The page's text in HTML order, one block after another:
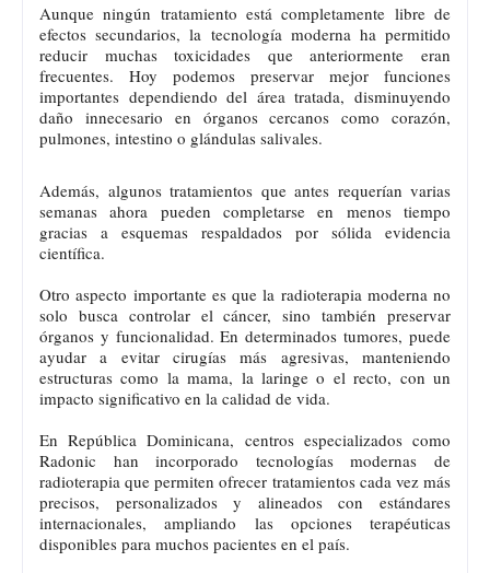
Aunque ningún tratamiento está completamente libre de
efectos secundarios, la tecnología moderna ha permitido
reducir muchas toxicidades que anteriormente eran
frecuentes. Hoy podemos preservar mejor funciones
importantes dependiendo del área tratada, disminuyendo
daño innecesario en órganos cercanos como corazón,
pulmones, intestino o glándulas salivales.
Además, algunos tratamientos que antes requerían varias
semanas ahora pueden completarse en menos tiempo
gracias a esquemas respaldados por sólida evidencia
científica.
Otro aspecto importante es que la radioterapia moderna no
solo busca controlar el cáncer, sino también preservar
órganos y funcionalidad. En determinados tumores, puede
ayudar a evitar cirugías más agresivas, manteniendo
estructuras como la mama, la laringe o el recto, con un
impacto significativo en la calidad de vida.
En República Dominicana, centros especializados como
Radonic han incorporado tecnologías modernas de
radioterapia que permiten ofrecer tratamientos cada vez más
precisos, personalizados y alineados con estándares
internacionales, ampliando las opciones terapéuticas
disponibles para muchos pacientes en el país.